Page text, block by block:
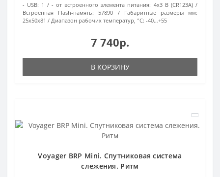
- USB: 1 - от встроенного элемента питания: 4х3 В (CR123A)
Встроенная Flash-память:
57890
Габаритные размеры мм:
25х50х81
Диапазон рабочих температур, °С: -40…+55
7 740р.
В КОРЗИНУ
Voyager BRP Mini. Спутниковая система
слежения. Ритм